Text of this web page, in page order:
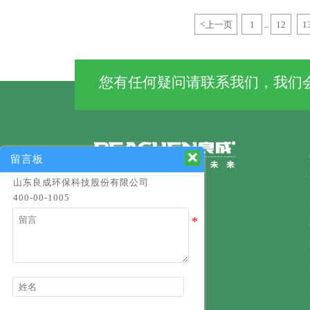
<上一页 1 ... 12
您有任何疑问请联系我们，我们

留言板
山东良成环保科技股份有限公司
400-00-1005